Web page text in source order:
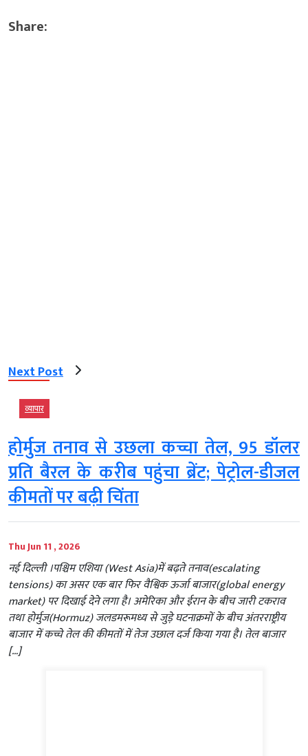
Share:
Next Post
व्‍यापार
होर्मुज तनाव से उछला कच्चा तेल, 95 डॉलर
प्रति बैरल के करीब पहुंचा ब्रेंट; पेट्रोल-डीजल
कीमतों पर बढ़ी चिंता
Thu Jun 11 , 2026
नई दिल्ली ।पश्चिम एशिया (West Asia)में बढ़ते तनाव(escalating
tensions) का असर एक बार फिर वैश्विक ऊर्जा बाजार(global energy
market) पर दिखाई देने लगा है। अमेरिका और ईरान के बीच जारी टकराव
तथा होर्मुज(Hormuz) जलडमरूमध्य से जुड़े घटनाक्रमों के बीच अंतरराष्ट्रीय
बाजार में कच्चे तेल की कीमतों में तेज उछाल दर्ज किया गया है। तेल बाजार
[…]